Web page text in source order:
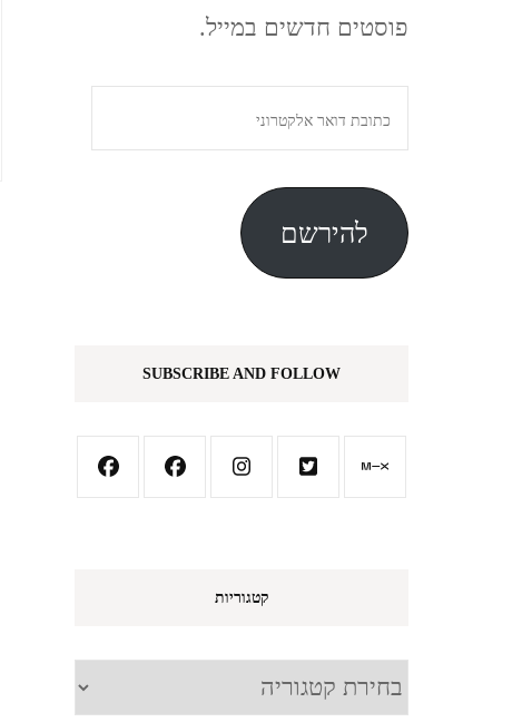
פוסטים חדשים במייל.
דואר
אלקטרוני
להירשם
SUBSCRIBE AND FOLLOW
קטגוריות
קטגוריות